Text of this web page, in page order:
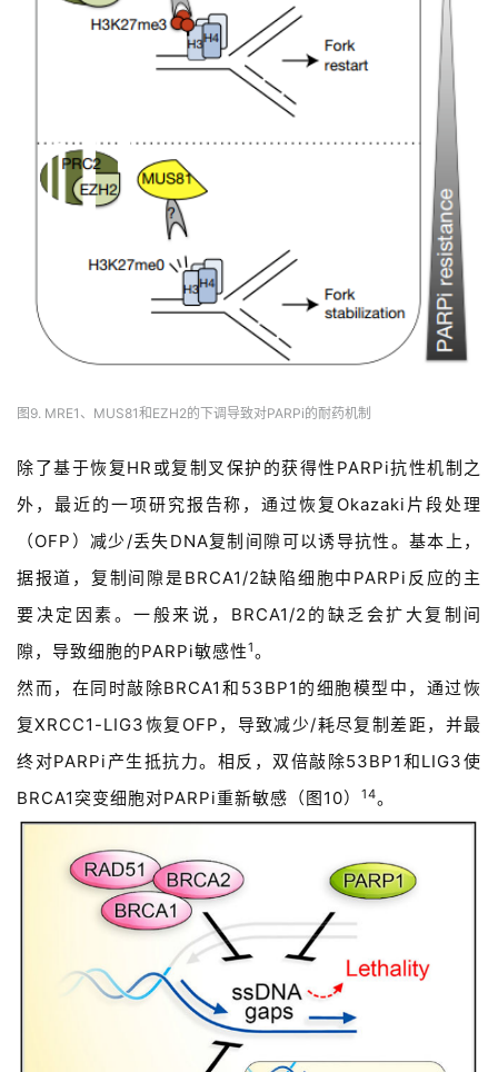
图9. MRE1、MUS81和EZH2的下调导致对PARPi的耐药机制
除了基于恢复HR或复制叉保护的获得性PARPi抗性机制之
外，最近的一项研究报告称，通过恢复Okazaki片段处理
（OFP）减少/丢失DNA复制间隙可以诱导抗性。基本上，
据报道，复制间隙是BRCA1/2缺陷细胞中PARPi反应的主
要决定因素。一般来说，BRCA1/2的缺乏会扩大复制间
隙，导致细胞的PARPi敏感性1。
然而，在同时敲除BRCA1和53BP1的细胞模型中，通过恢
复XRCC1-LIG3恢复OFP，导致减少/耗尽复制差距，并最
终对PARPi产生抵抗力。相反，双倍敲除53BP1和LIG3使
BRCA1突变细胞对PARPi重新敏感（图10）
14。